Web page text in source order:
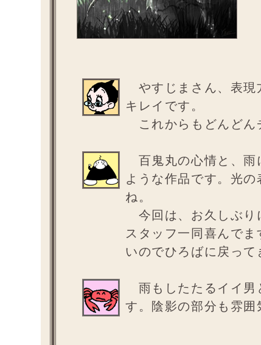
やすじまさん、表現
キレイです。
これからもどんどん
百鬼丸の心情と、雨
ような作品です。光
ね。
今回は、お久しぶり
スタッフ一同喜んで
いのでひろばに戻っ
雨もしたたるイイ
す。陰影の部分も雰囲